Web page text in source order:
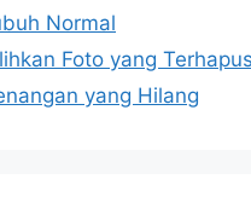
Normal
Foto yang
yang Hilang